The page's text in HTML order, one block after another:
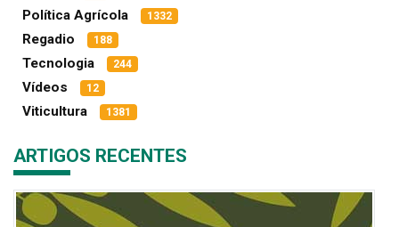
Política Agrícola 1332
Regadio 188
Tecnologia 244
Vídeos 12
Viticultura 1381
ARTIGOS RECENTES